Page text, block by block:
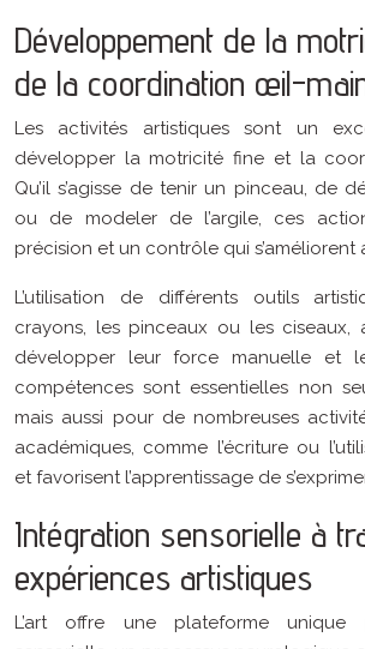
Développement de la
de la coordination œil-
Les activités artistiques sont un
développer la motricité fine et la
Qu’il s’agisse de tenir un pinceau, de
ou de modeler de l’argile, ces
précision et un contrôle qui s’améliorent
L’utilisation de différents outils
crayons, les pinceaux ou les ciseaux,
développer leur force manuelle et
compétences sont essentielles non
mais aussi pour de nombreuses
académiques, comme l’écriture ou
et favorisent l’apprentissage de
Intégration sensorielle à
expériences artistiques
L’art offre une plateforme unique